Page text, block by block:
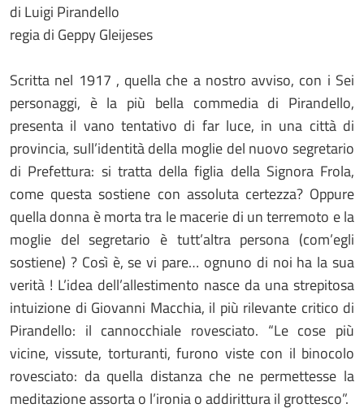
di Luigi Pirandello
regia di Geppy Gleijeses
Scritta nel 1917 , quella che a nostro avviso, con i Sei
personaggi, è la più bella commedia di Pirandello,
presenta il vano tentativo di far luce, in una città di
provincia, sull’identità della moglie del nuovo segretario
di Prefettura: si tratta della figlia della Signora Frola,
come questa sostiene con assoluta certezza? Oppure
quella donna è morta tra le macerie di un terremoto e la
moglie del segretario è tutt’altra persona (com’egli
sostiene) ? Così è, se vi pare… ognuno di noi ha la sua
verità ! L’idea dell’allestimento nasce da una strepitosa
intuizione di Giovanni Macchia, il più rilevante critico di
Pirandello: il cannocchiale rovesciato. “Le cose più
vicine, vissute, torturanti, furono viste con il binocolo
rovesciato: da quella distanza che ne permettesse la
meditazione assorta o l’ironia o addirittura il grottesco”.